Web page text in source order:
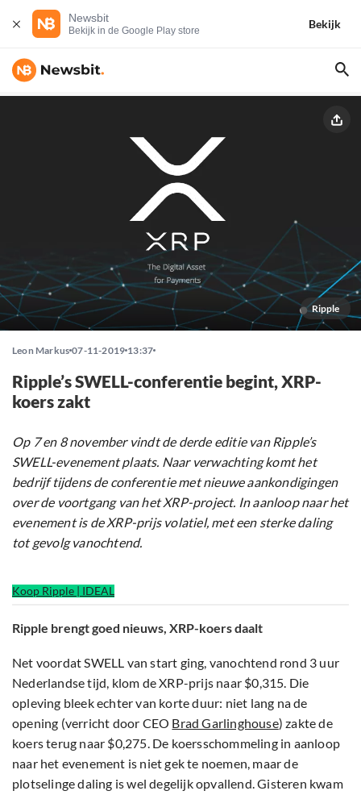
Newsbit
Bekijk in de Google Play store
Bekijk
Ripple
Leon Markus 07-11-2019 13:37
Ripple’s SWELL-conferentie begint, XRP-
koers zakt
Op 7 en 8 november vindt de derde editie van Ripple’s
SWELL-evenement plaats. Naar verwachting komt het
bedrijf tijdens de conferentie met nieuwe aankondigingen
over de voortgang van het XRP-project. In aanloop naar het
evenement is de XRP-prijs volatiel, met een sterke daling
tot gevolg vanochtend.
Koop Ripple | IDEAL
Ripple brengt goed nieuws, XRP-koers daalt
Net voordat SWELL van start ging, vanochtend rond 3 uur
Nederlandse tijd, klom de XRP-prijs naar $0,315. Die
opleving bleek echter van korte duur: niet lang na de
opening (verricht door CEO Brad Garlinghouse) zakte de
koers terug naar $0,275. De koersschommeling in aanloop
naar het evenement is niet gek te noemen, maar de
plotselinge daling is wel degelijk opvallend. Gisteren kwam